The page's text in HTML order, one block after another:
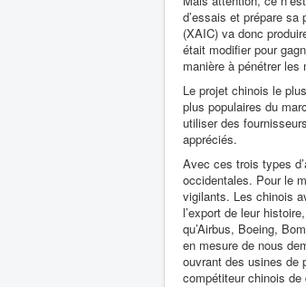
d’essais et prépare sa
(XAIC) va donc
était modifier pour
manière à pénétrer les
Le projet chinois le
plus populaires du
utiliser des
appréciés.
Avec ces trois types
occidentales. Pour le
vigilants. Les chinois
l’export de leur
qu’Airbus, Boeing,
en mesure de nous
ouvrant des usines de
compétiteur chinois